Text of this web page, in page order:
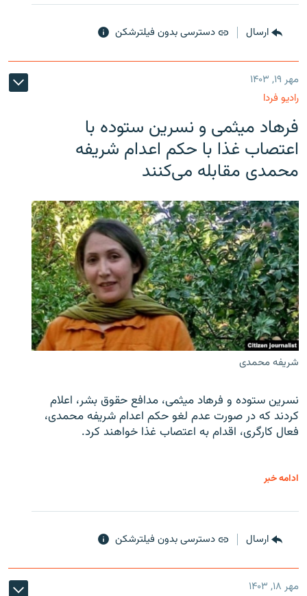
ارسال دسترسی بدون فیلترشکن
مهر ۱۹, ۱۴۰۳
رادیو فردا
فرهاد میثمی و نسرین ستوده با
اعتصاب غذا با حکم اعدام شریفه
محمدی مقابله می‌کنند
شریفه محمدی
نسرین ستوده و فرهاد میثمی، مدافع حقوق بشر، اعلام
کردند که در صورت عدم لغو حکم اعدام شریفه محمدی،
فعال کارگری، اقدام به اعتصاب غذا خواهند کرد.
ادامه خبر
ارسال دسترسی بدون فیلترشکن
مهر ۱۸, ۱۴۰۳